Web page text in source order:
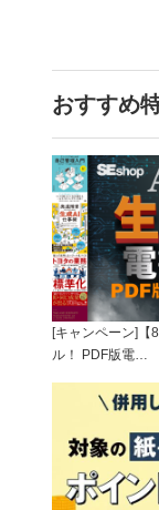
おすすめ
[キャンペーン]【
ル！ PDF版電…